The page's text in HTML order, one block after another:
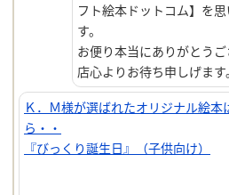
フト絵本ドットコム】を
す。
お便り本当にありがとう
店心よりお待ち申しげます。
Ｋ．Ｍ様が選ばれたオリジナル絵本
ら・・
『びっくり誕生日』（子供向け）